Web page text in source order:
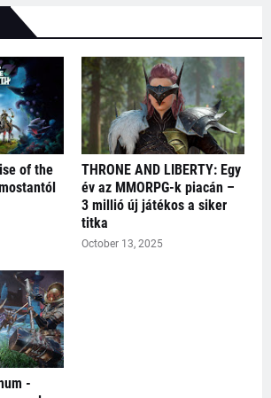
of the
THRONE AND LIBERTY: Egy
év az MMORPG-k piacán –
3 millió új játékos a siker
titka
October 13, 2025
-